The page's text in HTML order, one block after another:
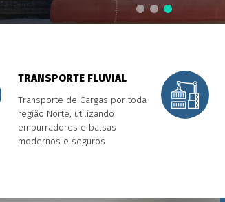
TRANSPORTE FLUVIAL
Transporte de Cargas por toda
região Norte, utilizando
empurradores e balsas
modernos e seguros